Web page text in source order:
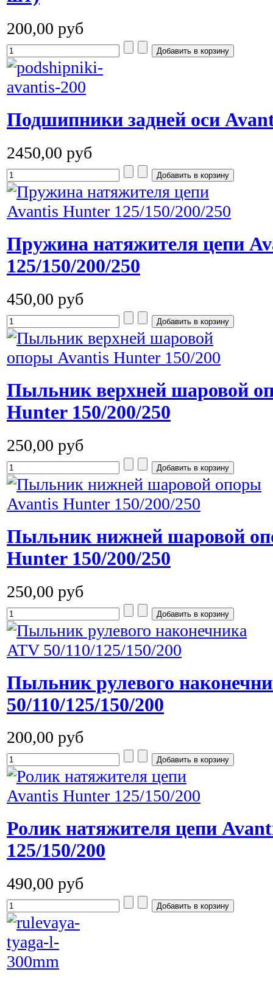
200,00 руб
Подшипники задней оси
2450,00 руб
Пружина натяжителя цепи
125/150/200/250
450,00 руб
Пыльник верхней шаровой
Hunter 150/200/250
250,00 руб
Пыльник нижней шаровой
Hunter 150/200/250
250,00 руб
Пыльник рулевого
50/110/125/150/200
200,00 руб
Ролик натяжителя цепи
125/150/200
490,00 руб